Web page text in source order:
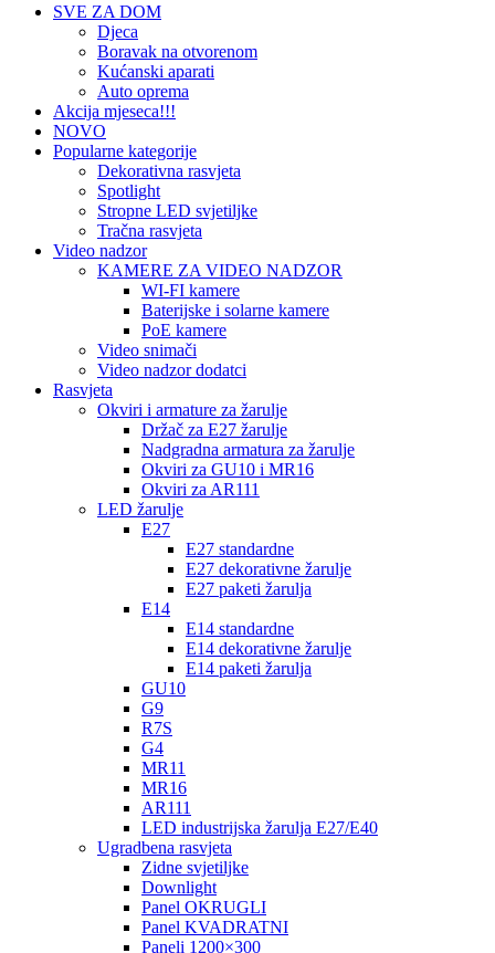
SVE ZA DOM
Djeca
Boravak na otvorenom
Kućanski aparati
Auto oprema
Akcija mjeseca!!!
NOVO
Popularne kategorije
Dekorativna rasvjeta
Spotlight
Stropne LED svjetiljke
Tračna rasvjeta
Video nadzor
KAMERE ZA VIDEO NADZOR
WI-FI kamere
Baterijske i solarne kamere
PoE kamere
Video snimači
Video nadzor dodatci
Rasvjeta
Okviri i armature za žarulje
Držač za E27 žarulje
Nadgradna armatura za žarulje
Okviri za GU10 i MR16
Okviri za AR111
LED žarulje
E27
E27 standardne
E27 dekorativne žarulje
E27 paketi žarulja
E14
E14 standardne
E14 dekorativne žarulje
E14 paketi žarulja
GU10
G9
R7S
G4
MR11
MR16
AR111
LED industrijska žarulja E27/E40
Ugradbena rasvjeta
Zidne svjetiljke
Downlight
Panel OKRUGLI
Panel KVADRATNI
Paneli 1200×300